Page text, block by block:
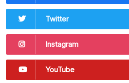
Twitter
Instagram
YouTube